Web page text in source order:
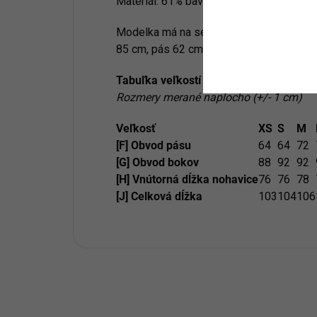
Modelka má na sebe veľkosť S. Miery
85 cm, pás 62 cm, boky 95 cm.
Tabuľka veľkostí
Rozmery merané naplocho (+/- 1 cm)
Veľkosť XS S M
[F] Obvod pásu
64 64 72
[G] Obvod bokov
88 92 92
[H] Vnútorná dĺžka nohavice76 76 78
[J] Celková dĺžka
103104106